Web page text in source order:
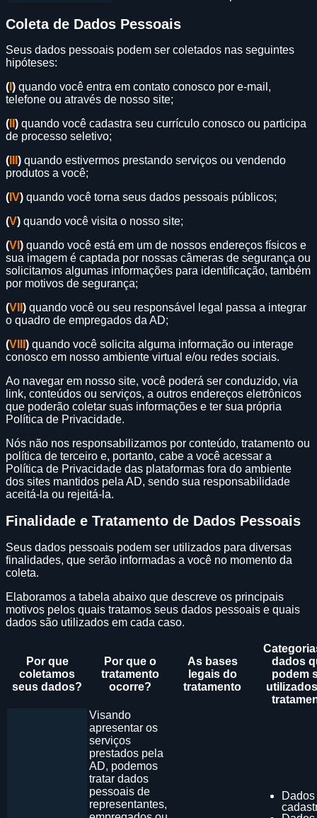
Coleta de Dados Pessoais
Seus dados pessoais podem ser coletados nas seguintes
hipóteses:
( ) quando você entra em contato conosco por e-mail,
telefone ou através de nosso site;
( ) quando você cadastra seu currículo conosco ou participa
de processo seletivo;
(
) quando estivermos prestando serviços ou vendendo
produtos a você;
( IV) quando você torna seus dados pessoais públicos;
(V) quando você visita o nosso site;
(VI ) quando você está em um de nossos endereços físicos e
sua imagem é captada por nossas câmeras de segurança ou
solicitamos algumas informações para identificação, também
por motivos de segurança;
(VII ) quando você ou seu responsável legal passa a integrar
o quadro de empregados da AD;
(VIII ) quando você solicita alguma informação ou interage
conosco em nosso ambiente virtual e/ou redes sociais.
Ao navegar em nosso site, você poderá ser conduzido, via
link, conteúdos ou serviços, a outros endereços eletrônicos
que poderão coletar suas informações e ter sua própria
Política de Privacidade.
Nós não nos responsabilizamos por conteúdo, tratamento ou
política de terceiro e, portanto, cabe a você acessar a
Política de Privacidade das plataformas fora do ambiente
dos sites mantidos pela AD, sendo sua responsabilidade
aceitá-la ou rejeitá-la.
Finalidade e Tratamento de Dados Pessoais
Seus dados pessoais podem ser utilizados para diversas
finalidades, que serão informadas a você no momento da
coleta.
Elaboramos a tabela abaixo que descreve os principais
motivos pelos quais tratamos seus dados pessoais e quais
dados são utilizados em cada caso.
Por que
coletamos
seus dados?
Por que o
tratamento
ocorre?
As bases
legais do
tratamento
dados
podem
Visando
apresentar os
serviços
prestados pela
AD, podemos
tratar dados
pessoais de
representantes,